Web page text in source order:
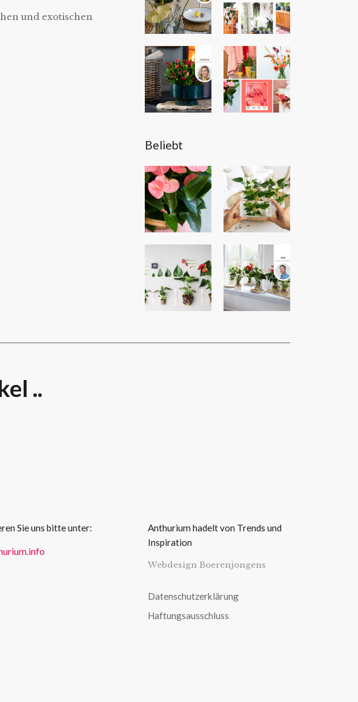
und exotischen
Beliebt
..
Sie uns bitte unter:
Anthurium hadelt von Trends und
Inspiration
Webdesign Boerenjongens
Datenschutzerklärung
Haftungsausschluss